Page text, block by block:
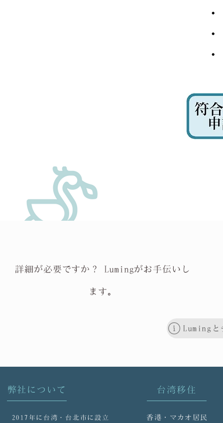
詳細が必要ですか？ Lumingがお手伝いし
ます。
弊社について
2017年に台湾・台北市に設立
台湾移住
香港・マカオ居民